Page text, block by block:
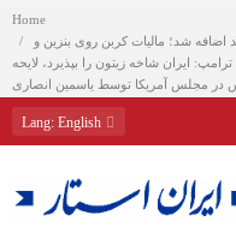
Home
اضافه شد؛ مالیات کربن روی بنزین و
حذف می‌شوند؛ ترامپ: ایران شاخه زیتون را بپذیرد، لایحه
در مجلس آمریکا توسط یاسمین انصاری
Lang: English